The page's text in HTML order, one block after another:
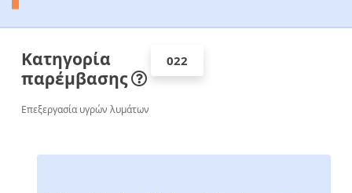
Κατηγορία
παρέμβασης
022
Επεξεργασία υγρών λυμάτων